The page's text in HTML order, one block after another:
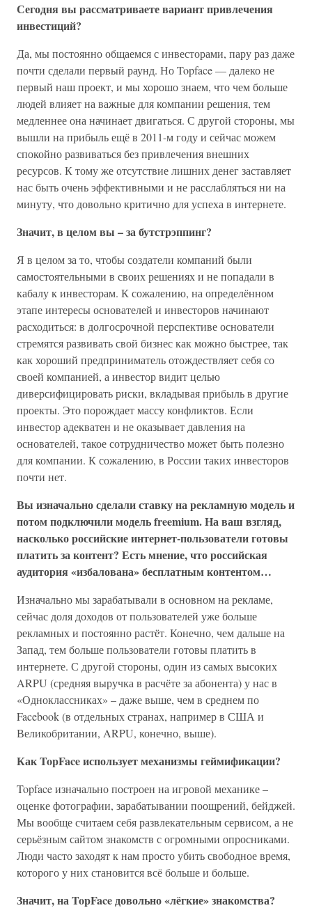
Сегодня вы рассматриваете вариант привлечения
инвестиций?
Да, мы постоянно общаемся с инвесторами, пару раз даже
почти сделали первый раунд. Но Topface — далеко не
первый наш проект, и мы хорошо знаем, что чем больше
людей влияет на важные для компании решения, тем
медленнее она начинает двигаться. С другой стороны, мы
вышли на прибыль ещё в 2011-м году и сейчас можем
спокойно развиваться без привлечения внешних
ресурсов. К тому же отсутствие лишних денег заставляет
нас быть очень эффективными и не расслабляться ни на
минуту, что довольно критично для успеха в интернете.
Значит, в целом вы – за бутстрэппинг?
Я в целом за то, чтобы создатели компаний были
самостоятельными в своих решениях и не попадали в
кабалу к инвесторам. К сожалению, на определённом
этапе интересы основателей и инвесторов начинают
расходиться: в долгосрочной перспективе основатели
стремятся развивать свой бизнес как можно быстрее, так
как хороший предприниматель отождествляет себя со
своей компанией, а инвестор видит целью
диверсифицировать риски, вкладывая прибыль в другие
проекты. Это порождает массу конфликтов. Если
инвестор адекватен и не оказывает давления на
основателей, такое сотрудничество может быть полезно
для компании. К сожалению, в России таких инвесторов
почти нет.
Вы изначально сделали ставку на рекламную модель и
потом подключили модель freemium. На ваш взгляд,
насколько российские интернет-пользователи готовы
платить за контент? Есть мнение, что российская
аудитория «избалована» бесплатным контентом…
Изначально мы зарабатывали в основном на рекламе,
сейчас доля доходов от пользователей уже больше
рекламных и постоянно растёт. Конечно, чем дальше на
Запад, тем больше пользователи готовы платить в
интернете. С другой стороны, один из самых высоких
ARPU (средняя выручка в расчёте за абонента) у нас в
«Одноклассниках» – даже выше, чем в среднем по
Facebook (в отдельных странах, например в США и
Великобритании, ARPU, конечно, выше).
Как TopFace использует механизмы геймификации?
Topface изначально построен на игровой механике –
оценке фотографии, зарабатывании поощрений, бейджей.
Мы вообще считаем себя развлекательным сервисом, а не
серьёзным сайтом знакомств с огромными опросниками.
Люди часто заходят к нам просто убить свободное время,
которого у них становится всё больше и больше.
Значит, на TopFace довольно «лёгкие» знакомства?